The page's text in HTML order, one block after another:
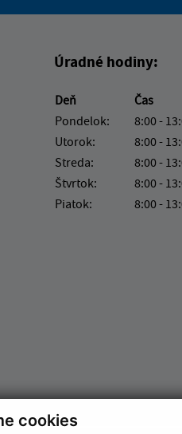
cookies
Úradné hodiny:
Deň
Čas
Pondelok:
8:00 -
Utorok:
8:00 -
Streda:
8:00 -
Štvrtok:
8:00 -
Piatok:
8:00 -